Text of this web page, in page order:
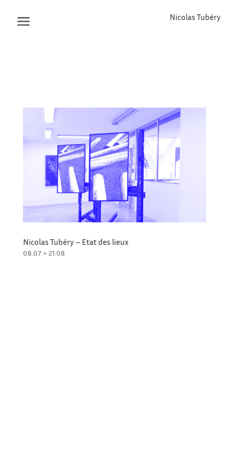
Nicolas Tubéry
Nicolas Tubéry – Etat des lieux
08.07 > 21.08